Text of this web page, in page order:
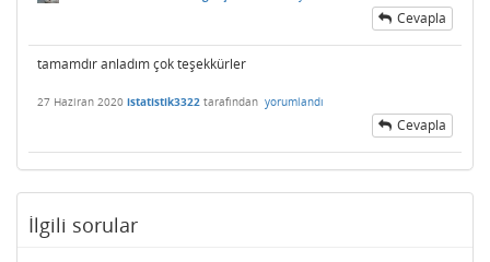
Cevapla
tamamdır anladım çok teşekkürler
27 Haziran 2020 istatistik3322 tarafından yorumlandı
Cevapla
İlgili sorular